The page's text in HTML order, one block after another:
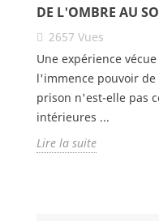
DE L'OMBRE AU
2657 Vues
Une expérience
l'immence pouvoir de
prison n'est-elle pas
intérieures ...
Lire la suite